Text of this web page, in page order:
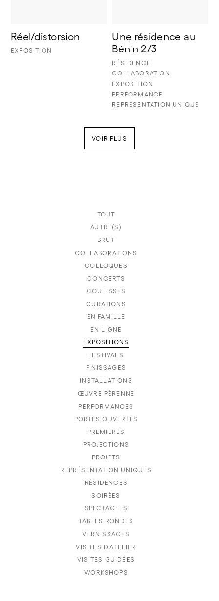
Réel/distorsion
EXPOSITION
Une résidence au
Bénin 2/3
RÉSIDENCE
COLLABORATION
EXPOSITION
PERFORMANCE
REPRÉSENTATION UNIQUE
VOIR PLUS
TOUT
AUTRE(S)
BRUT
COLLABORATIONS
COLLOQUES
CONCERTS
COULISSES
CURATIONS
EN FAMILLE
EN LIGNE
EXPOSITIONS
FESTIVALS
FINISSAGES
INSTALLATIONS
ŒUVRE PÉRENNE
PERFORMANCES
PORTES OUVERTES
PREMIÈRES
PROJECTIONS
PROJETS
REPRÉSENTATION UNIQUES
RÉSIDENCES
SOIRÉES
SPECTACLES
TABLES RONDES
VERNISSAGES
VISITES D'ATELIER
VISITES GUIDÉES
WORKSHOPS